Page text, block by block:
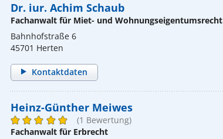
Dr. iur. Achim Schaub
Fachanwalt für Miet- und Wohnungseigentumsrecht
Bahnhofstraße 6
45701 Herten
Kontaktdaten
Heinz-Günther Meiwes
(1 Bewertung)
Fachanwalt für Erbrecht